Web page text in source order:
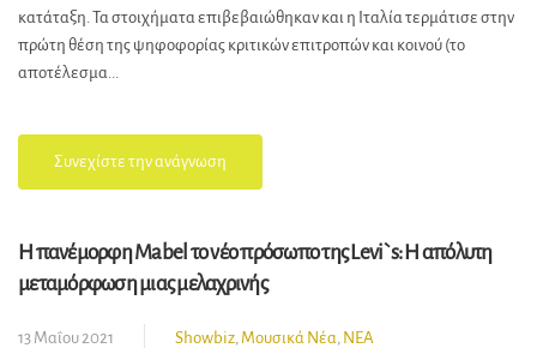
κατάταξη. Τα στοιχήματα επιβεβαιώθηκαν και η Ιταλία τερμάτισε στην
πρώτη θέση της ψηφοφορίας κριτικών επιτροπών και κοινού (το
αποτέλεσμα...
Συνεχίστε την ανάγνωση
H πανέμορφη Mabel το νέο πρόσωπο της Levi`s: H απόλυτη
μεταμόρφωση μιας μελαχρινής
13 Μαΐου 2021 Showbiz, Μουσικά Νέα, ΝΕΑ